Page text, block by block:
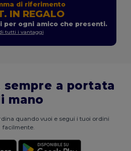
di riferimento
IN REGALO
per ogni amico che presenti.
tutti i vantaggi
a portata
mano
quando vuoi e segui i tuoi ordini
facilmente.